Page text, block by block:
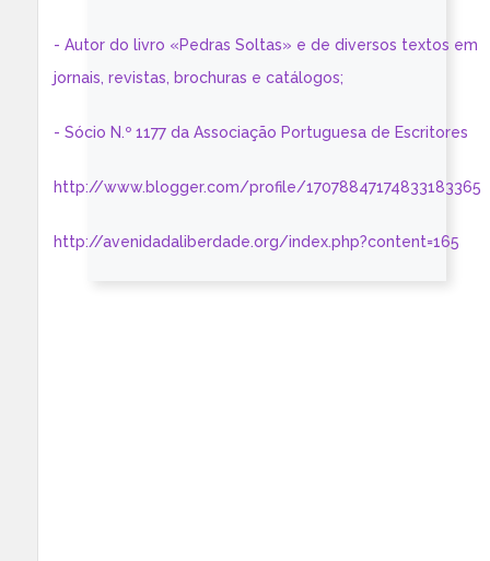
- Autor do livro «Pedras Soltas» e de diversos textos em
jornais, revistas, brochuras e catálogos;
- Sócio N.º 1177 da Associação Portuguesa de Escritores
http://www.blogger.com/profile/17078847174833183365
http://avenidadaliberdade.org/index.php?content=165